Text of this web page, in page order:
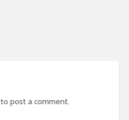
to post a comment.